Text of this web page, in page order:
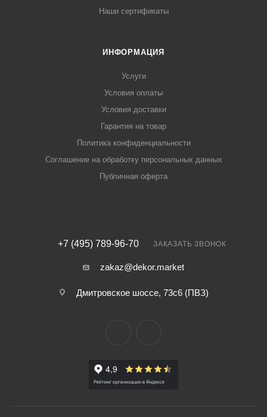
Наши сертификаты
ИНФОРМАЦИЯ
Услуги
Условия оплаты
Условия доставки
Гарантия на товар
Политика конфиденциальности
Соглашение на обработку персональных данных
Публичная оферта
+7 (495) 789-96-70 ЗАКАЗАТЬ ЗВОНОК
zakaz@dekor.market
Дмитровское шоссе, 73с6 (ПВЗ)